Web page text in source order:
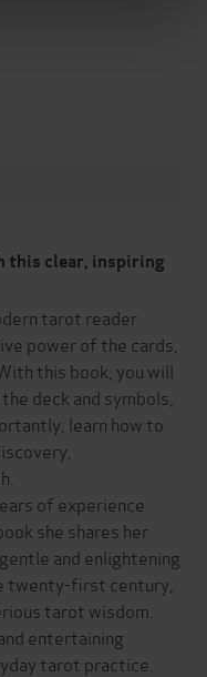
this clear, inspiring
tarot reader
power of the cards,
this book, you will
deck and symbols,
learn how to
of experience
she shares her
and enlightening
twenty-first century,
tarot wisdom.
entertaining
tarot practice.